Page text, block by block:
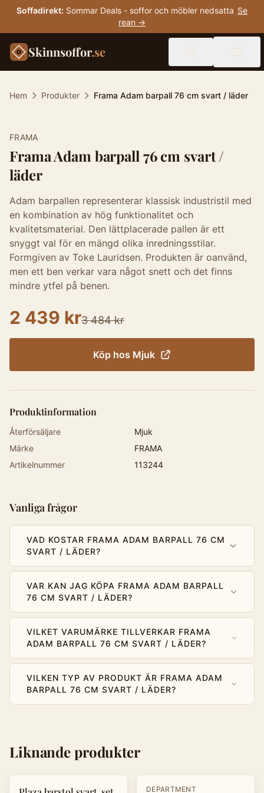
Soffadirekt: Sommar Deals - soffor och möbler nedsatta Se
rean →
Skinnsoffor.se
Hem Produkter Frama Adam barpall 76 cm svart / läder
FRAMA
Frama Adam barpall 76 cm svart /
läder
Adam barpallen representerar klassisk industristil med
en kombination av hög funktionalitet och
kvalitetsmaterial. Den lättplacerade pallen är ett
snyggt val för en mängd olika inredningsstilar.
Formgiven av Toke Lauridsen. Produkten är oanvänd,
men ett ben verkar vara något snett och det finns
mindre ytfel på benen.
2 439 kr3 484 kr
Köp hos Mjuk
Produktinformation
Återförsäljare
Mjuk
Märke
FRAMA
Artikelnummer
113244
Vanliga frågor
VAD KOSTAR FRAMA ADAM BARPALL 76 CM
SVART / LÄDER?
VAR KAN JAG KÖPA FRAMA ADAM BARPALL
76 CM SVART / LÄDER?
VILKET VARUMÄRKE TILLVERKAR FRAMA
ADAM BARPALL 76 CM SVART / LÄDER?
VILKEN TYP AV PRODUKT ÄR FRAMA ADAM
BARPALL 76 CM SVART / LÄDER?
Liknande produkter
-20 -15%
DEPARTMENT